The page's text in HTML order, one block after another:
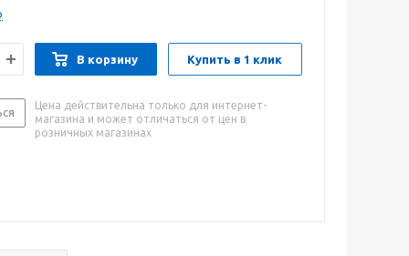
В корзину Купить в 1 клик
Цена действительна только для интернет-
магазина и может отличаться от цен в
розничных магазинах